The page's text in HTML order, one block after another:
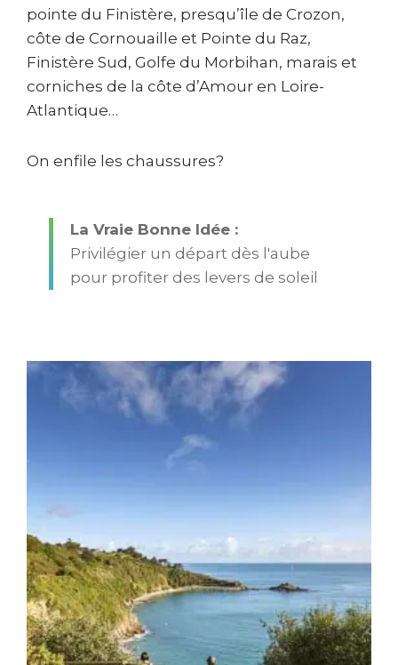
pointe du Finistère, presqu’île de Crozon,
côte de Cornouaille et Pointe du Raz,
Finistère Sud, Golfe du Morbihan, marais et
corniches de la côte d’Amour en Loire-
Atlantique…
On enfile les chaussures?
La Vraie Bonne Idée :
Privilégier un départ dès l'aube
pour profiter des levers de soleil